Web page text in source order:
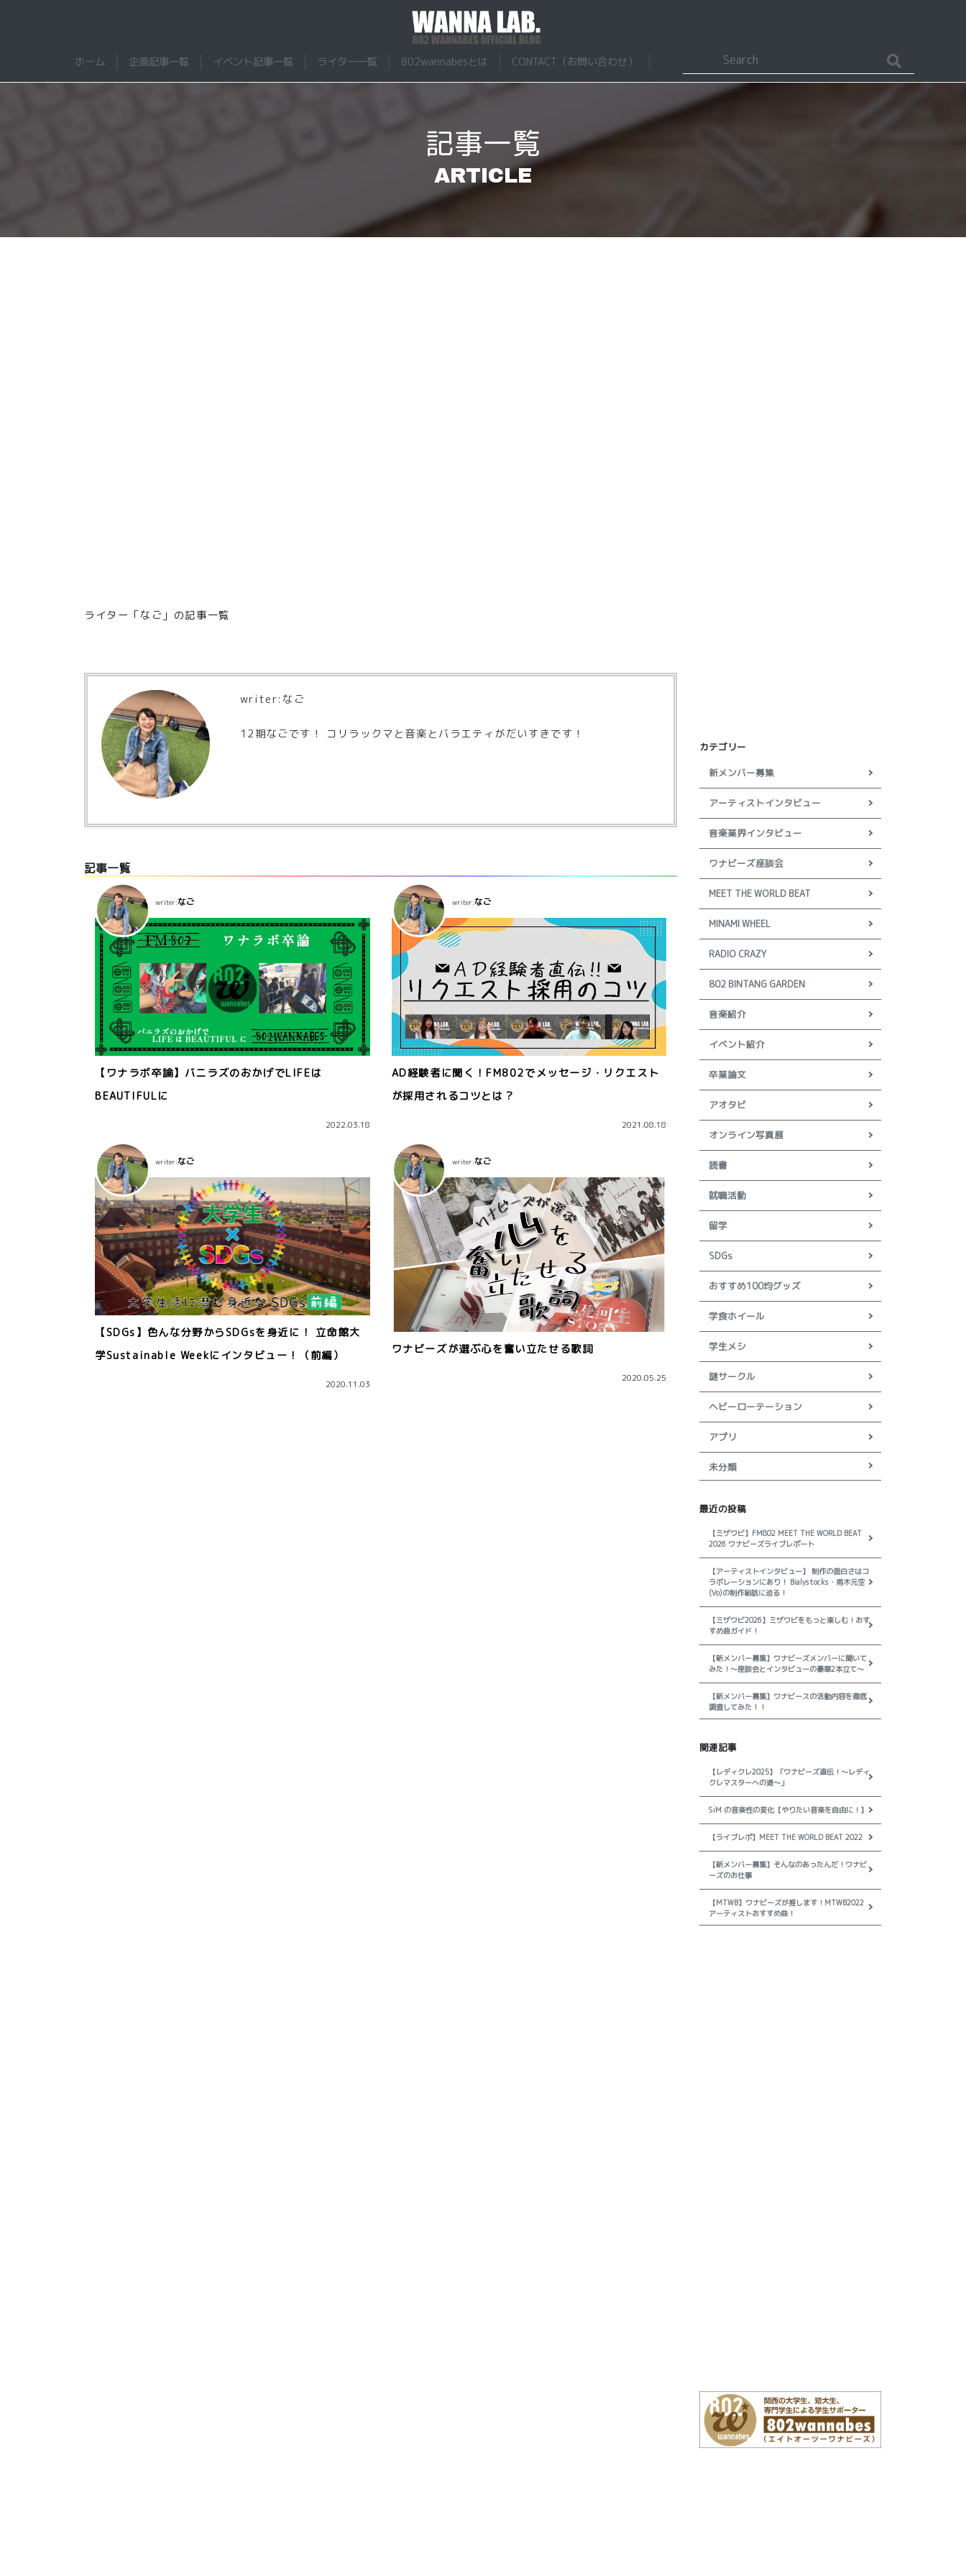
WANNALAB.｜FM802ワナビーズ
WANNALAB.
ホーム 企画記事一覧 イベント記事一覧 ライター一覧 802wannabesとは CONTACT（お問い合わせ）
記事一覧
ARTICLE
ライター「なご」の記事一覧
writer: なご
12期なごです！ コリラックマと音楽とバラエティがだいすきです！
記事一覧
【ワナラボ卒論】バニラズのおかげでLIFEは
BEAUTIFULに
2022.03.18
writer:なご
AD経験者に聞く！FM802でメッセージ・リクエスト
が採用されるコツとは？
2021.08.18
writer:なご
【SDGs】色んな分野からSDGsを身近に！ 立命館大
学Sustainable Weekにインタビュー！（前編）
2020.11.03
writer:なご
ワナビーズが選ぶ心を奮い立たせる歌詞
2020.05.25
writer:なご
カテゴリー
新メンバー募集
アーティストインタビュー
音楽業界インタビュー
ワナビーズ座談会
MEET THE WORLD BEAT
MINAMI WHEEL
RADIO CRAZY
802 BINTANG GARDEN
音楽紹介
イベント紹介
卒業論文
アオタビ
オンライン写真展
読書
就職活動
留学
SDGs
おすすめ100均グッズ
学食ホイール
学生メシ
謎サークル
ヘビーローテーション
アプリ
未分類
最近の投稿
【ミザワビ】FM802 MEET THE WORLD BEAT
2026 ワナビーズライブレポート
【アーティストインタビュー】 制作の面白さはコ
ラボレーションにあり！ Bialystocks・甫木元空
(Vo)の制作秘話に迫る！
【ミザワビ2026】ミザワビをもっと楽しむ！おす
すめ曲ガイド！
【新メンバー募集】ワナビーズメンバーに聞いて
みた！～座談会とインタビューの豪華2本立て～
【新メンバー募集】ワナビースの活動内容を徹底
調査してみた！！
関連記事
【レディクレ2025】「ワナビーズ直伝！〜レディ
クレマスターへの道〜」
SiM の音楽性の変化【やりたい音楽を自由に！】
【ライブレポ】MEET THE WORLD BEAT 2022
【新メンバー募集】そんなのあったんだ！ワナビ
ーズのお仕事
【MTWB】ワナビーズが推します！MTWB2022
アーティストおすすめ曲！